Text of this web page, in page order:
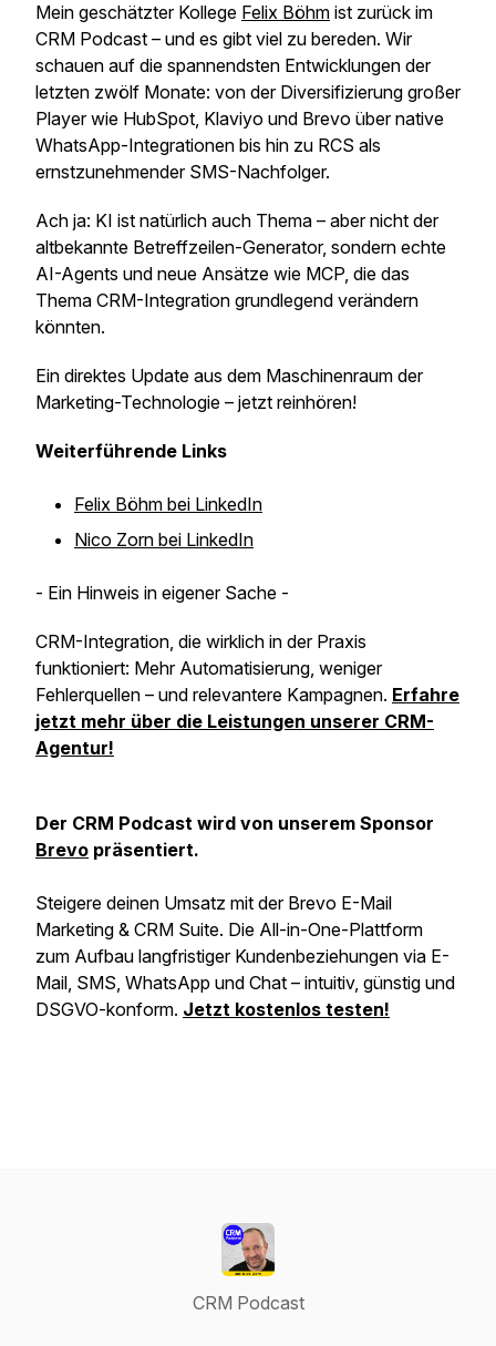
Mein geschätzter Kollege Felix Böhm ist zurück im
CRM Podcast – und es gibt viel zu bereden. Wir
schauen auf die spannendsten Entwicklungen der
letzten zwölf Monate: von der Diversifizierung großer
Player wie HubSpot, Klaviyo und Brevo über native
WhatsApp-Integrationen bis hin zu RCS als
ernstzunehmender SMS-Nachfolger.
Ach ja: KI ist natürlich auch Thema – aber nicht der
altbekannte Betreffzeilen-Generator, sondern echte
AI-Agents und neue Ansätze wie MCP, die das
Thema CRM-Integration grundlegend verändern
könnten.
Ein direktes Update aus dem Maschinenraum der
Marketing-Technologie – jetzt reinhören!
Weiterführende Links
Felix Böhm bei LinkedIn
Nico Zorn bei LinkedIn
- Ein Hinweis in eigener Sache -
CRM-Integration, die wirklich in der Praxis
funktioniert: Mehr Automatisierung, weniger
Fehlerquellen – und relevantere Kampagnen. Erfahre
jetzt mehr über die Leistungen unserer CRM-
Agentur!
Der CRM Podcast wird von unserem Sponsor
Brevo präsentiert.
Steigere deinen Umsatz mit der Brevo E-Mail
Marketing & CRM Suite. Die All-in-One-Plattform
zum Aufbau langfristiger Kundenbeziehungen via E-
Mail, SMS, WhatsApp und Chat – intuitiv, günstig und
DSGVO-konform. Jetzt kostenlos testen!
CRM Podcast